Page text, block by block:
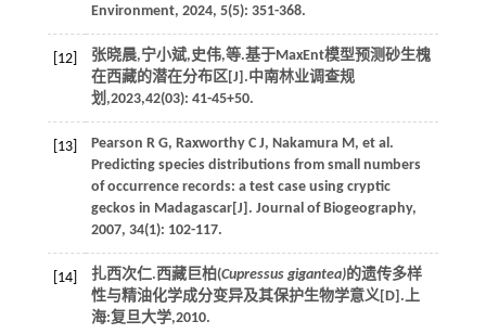
Environment, 2024, 5(5): 351-368.
[12] 张晓晨,宁小斌,史伟,等.基于MaxEnt模型预测砂生槐
在西藏的潜在分布区[J].中南林业调查规
划 ,2023,42(03): 41-45+50.
[13] Pearson R G, Raxworthy C J, Nakamura M, et al.
Predicting species distributions from small numbers
of occurrence records: a test case using cryptic
geckos in Madagascar[J]. Journal of Biogeography,
2007, 34(1): 102-117.
[14] 扎西次仁.西藏巨柏(Cupressus gigantea)的遗传多样
性与精油化学成分变异及其保护生物学意义[D].上
海:复旦大学,2010.